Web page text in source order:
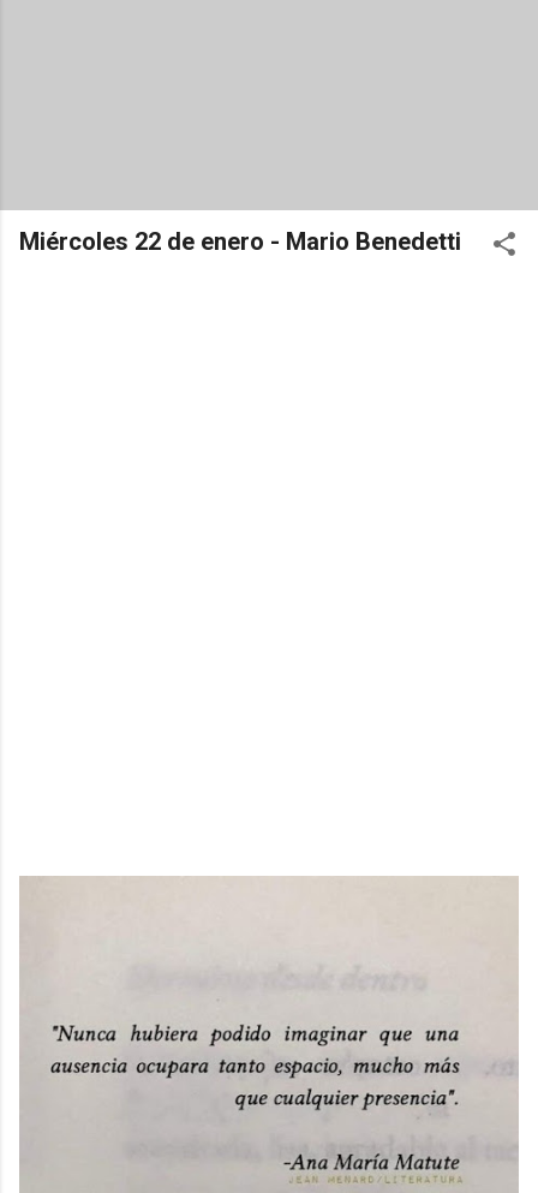
Miércoles 22 de enero - Mario Benedetti